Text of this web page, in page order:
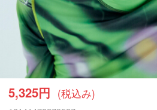
5,325円 (税込み)